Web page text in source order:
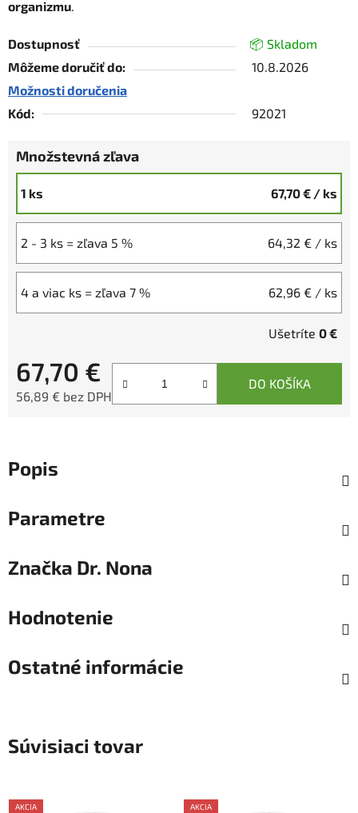
organizmu.
Dostupnosť
📦 Skladom
Môžeme doručiť do:
10.8.2026
Možnosti doručenia
Kód:
92021
Množstevná zľava
1 ks 67,70 € / ks
2 - 3 ks = zľava 5 % 64,32 € / ks
4 a viac ks = zľava 7 % 62,96 € / ks
Ušetríte 0 €
67,70 €
56,89 € bez DPH
DO KOŠÍKA
Popis
Parametre
Značka Dr. Nona
Hodnotenie
Ostatné informácie
Súvisiaci tovar
AKCIA AKCIA